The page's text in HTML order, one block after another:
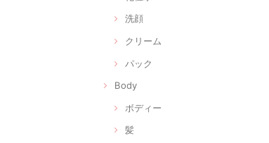
洗顔
クリーム
パック
Body
ボディー
髪